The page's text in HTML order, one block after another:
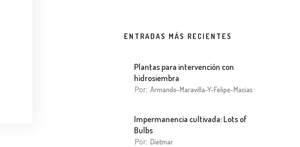
ENTRADAS MÁS RECIENTES
Plantas para intervención con
hidrosiembra
Por: Armando-Maravilla-Y-Felipe-Macias
Impermanencia cultivada: Lots of
Bulbs
Por: Dietmar